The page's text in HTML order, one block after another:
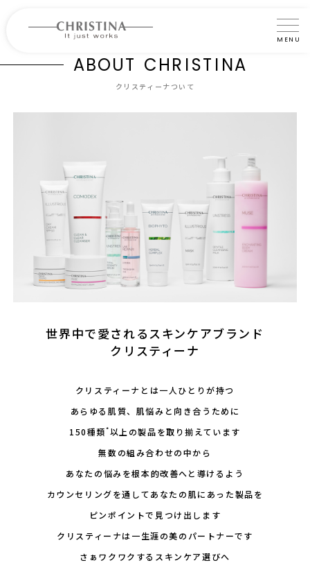
MENU
クリスティーナについて
サロン検索
よくあるご質問
認定インストラクター・トレーナー紹介
コラム
お問い合わせ
ABOUT CHR IST I NA
クリスティーナついて
世界中で愛されるスキンケアブランド
クリスティーナ
クリスティーナとは一人ひとりが持つ
あらゆる肌質、肌悩みと向き合うために
150種類*以上の製品を取り揃えています
無数の組み合わせの中から
あなたの悩みを根本的改善へと導けるよう
カウンセリングを通してあなたの肌にあった製品を
ピンポイントで見つけ出します
クリスティーナは一生涯の美のパートナーです
さぁワクワクするスキンケア選びへ